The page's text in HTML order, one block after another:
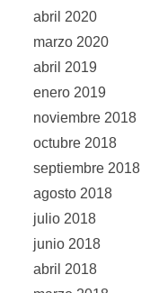
abril 2020
marzo 2020
abril 2019
enero 2019
noviembre 2018
octubre 2018
septiembre 2018
agosto 2018
julio 2018
junio 2018
abril 2018